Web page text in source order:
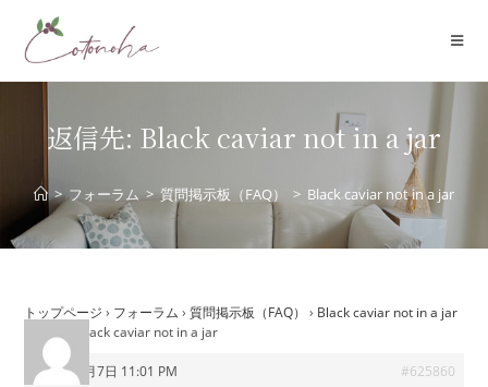
返信先: Black caviar not in a jar
> フォーラム > 質問掲示板（FAQ） > Black caviar not in a jar
トップページ › フォーラム › 質問掲示板（FAQ） › Black caviar not in a jar
返信先: Black caviar not in a jar
2026年7月7日 11:01 PM #625860